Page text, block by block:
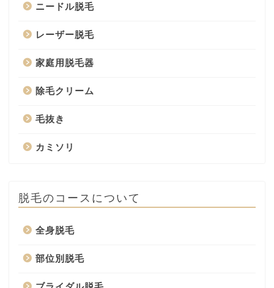
ニードル脱毛
レーザー脱毛
家庭用脱毛器
除毛クリーム
毛抜き
カミソリ
脱毛のコースについて
全身脱毛
部位別脱毛